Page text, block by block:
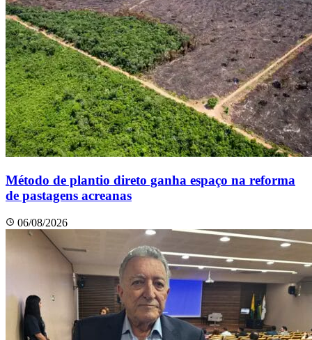
Método de plantio direto ganha espaço na reforma
de pastagens acreanas
06/08/2026